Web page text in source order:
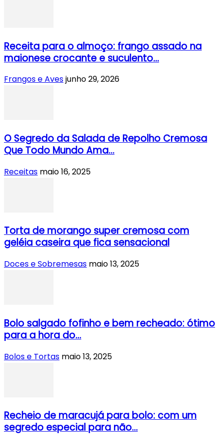
Receita para o almoço: frango assado na
maionese crocante e suculento...
Frangos e Avesjunho 29, 2026
O Segredo da Salada de Repolho Cremosa
Que Todo Mundo Ama...
Receitas maio 16, 2025
Torta de morango super cremosa com
geléia caseira que fica sensacional
Doces e Sobremesas maio 13, 2025
Bolo salgado fofinho e bem recheado: ótimo
para a hora do...
Bolos e Tortas maio 13, 2025
Recheio de maracujá para bolo: com um
segredo especial para não...